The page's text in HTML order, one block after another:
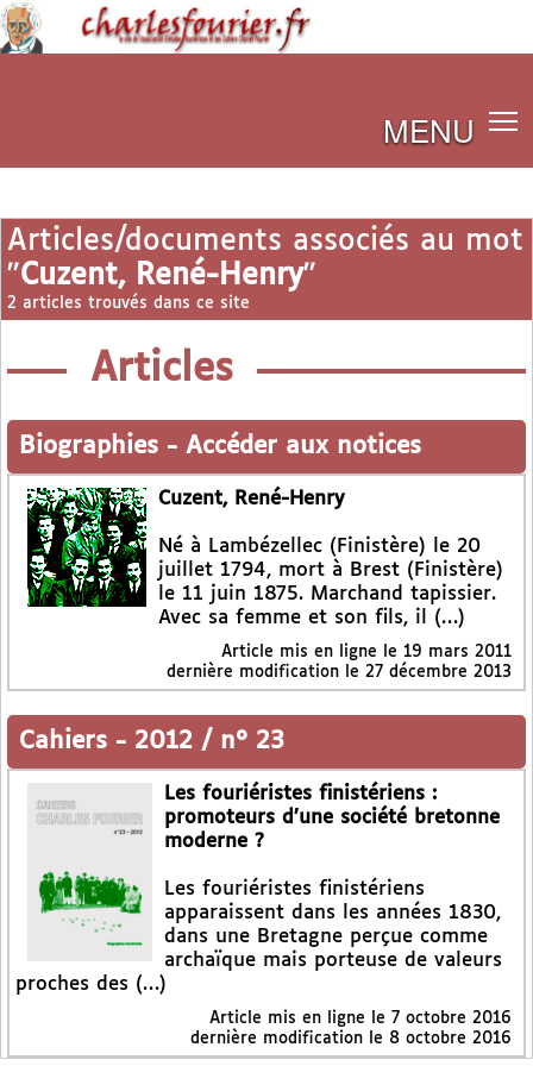
MENU
Articles/documents associés au mot
"Cuzent, René-Henry"
2 articles trouvés dans ce site
Articles
Biographies - Accéder aux notices
Cuzent, René-Henry
Né à Lambézellec (Finistère) le 20
juillet 1794, mort à Brest (Finistère)
le 11 juin 1875. Marchand tapissier.
Avec sa femme et son fils, il (…)
Article mis en ligne le 19 mars 2011
dernière modification le 27 décembre 2013
Cahiers - 2012 / n° 23
Les fouriéristes finistériens :
promoteurs d’une société bretonne
moderne ?
Les fouriéristes finistériens
apparaissent dans les années 1830,
dans une Bretagne perçue comme
archaïque mais porteuse de valeurs
proches des (…)
Article mis en ligne le 7 octobre 2016
dernière modification le 8 octobre 2016